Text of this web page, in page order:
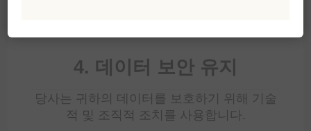
4. 데이터 보안 유지
당사는 귀하의 데이터를 보호하기 위해 기술
적 및 조직적 조치를 사용합니다.